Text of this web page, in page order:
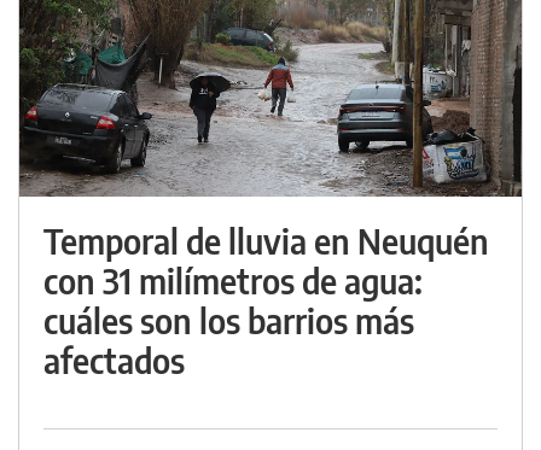
Temporal de lluvia en Neuquén
con 31 milímetros de agua:
cuáles son los barrios más
afectados